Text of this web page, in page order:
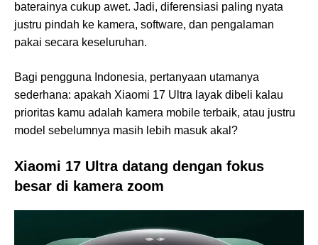
baterainya cukup awet. Jadi, diferensiasi paling nyata
justru pindah ke kamera, software, dan pengalaman
pakai secara keseluruhan.
Bagi pengguna Indonesia, pertanyaan utamanya
sederhana: apakah Xiaomi 17 Ultra layak dibeli kalau
prioritas kamu adalah kamera mobile terbaik, atau justru
model sebelumnya masih lebih masuk akal?
Xiaomi 17 Ultra datang dengan fokus
besar di kamera zoom